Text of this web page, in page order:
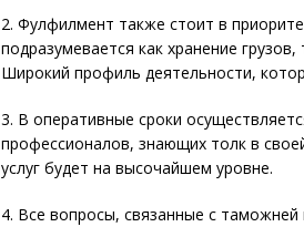
2. Фулфилмент также стоит в
подразумевается как хранение
Широкий профиль деятельности,
3. В оперативные сроки
профессионалов, знающих толк в
услуг будет на высочайшем уровне.
4. Все вопросы, связанные с